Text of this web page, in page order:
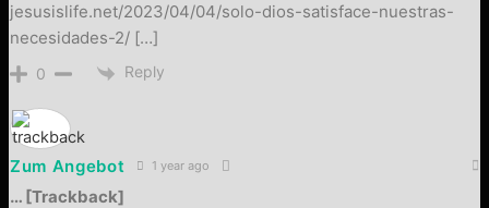
jesusislife.net/2023/04/04/solo-dios-satisface-nuestras-
necesidades-2/ […]
0 Reply
Zum Angebot 1 year ago
… [Trackback]